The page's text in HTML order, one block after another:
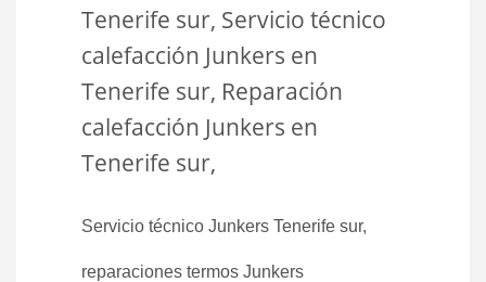
Tenerife sur, Servicio técnico
calefacción Junkers en
Tenerife sur, Reparación
calefacción Junkers en
Tenerife sur,
Servicio técnico Junkers Tenerife sur,
reparaciones termos Junkers